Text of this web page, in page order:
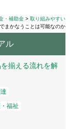
・補助金
取り組みやすい
まかなうことは可能なのか
ル
揃える流れを解
福祉